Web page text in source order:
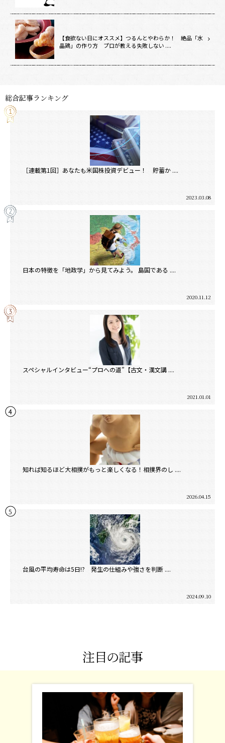
【食欲ない日にオススメ】つるんとやわらか！ 絶品「水
晶鶏」の作り方 プロが教える失敗しない ....
総合記事ランキング
［連載第1回］あなたも米国株投資デビュー！ 貯蓄か ....
2023.03.08
日本の特徴を「地政学」から見てみよう。 島国である ....
2020.11.12
スペシャルインタビュー“プロへの道”【古文・漢文講 ....
2021.01.01
知れば知るほど大相撲がもっと楽しくなる！相撲界のし ....
2026.04.15
台風の平均寿命は5日!? 発生の仕組みや強さを判断 ....
2024.09.10
注目の記事